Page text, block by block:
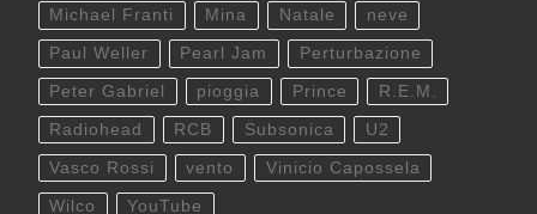
Michael Franti Mina Natale neve
Paul Weller Pearl Jam Perturbazione
Peter Gabriel pioggia Prince R.E.M.
Radiohead RCB Subsonica U2
Vasco Rossi vento Vinicio Capossela
Wilco YouTube